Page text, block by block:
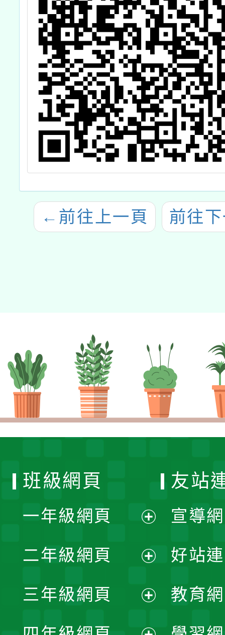
← 前往上一頁 前往
班級網頁
一年級網頁
開
選
單
二年級網頁
開
三年級網頁
友站
宣導
好站
教育